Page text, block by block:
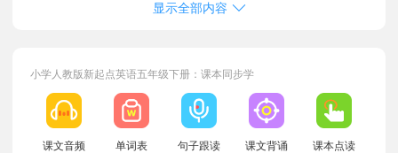
显示全部内容
小学人教版新起点英语五年级下册：课本同步学
课文音频 单词表 句子跟读 课文背诵 课本点读